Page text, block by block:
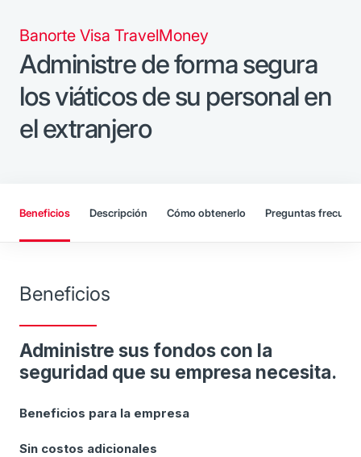
Banorte Visa TravelMoney
Administre de forma segura
los viáticos de su personal en
el extranjero
Beneficios Descripción Cómo obtenerlo Preguntas
Beneficios
Administre sus fondos con la
seguridad que su empresa necesita.
Beneficios para la empresa
Sin costos adicionales